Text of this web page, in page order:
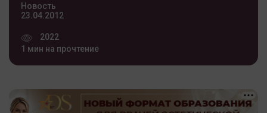
Новость
23.04.2012
2022
1 мин на прочтение